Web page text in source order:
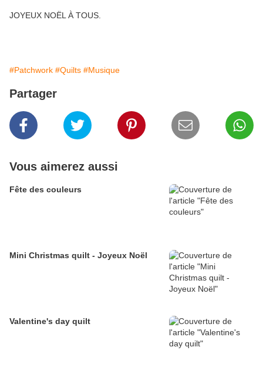
JOYEUX NOËL À TOUS.
#Patchwork #Quilts #Musique
Partager
Vous aimerez aussi
Fête des couleurs
Mini Christmas quilt - Joyeux Noël
Valentine's day quilt